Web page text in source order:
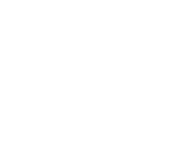
UN GISEMENT
À PORTÉE
d'acheteurs ignorent, c'est que
sont vendus bien moins
en Belgique, aux Pays-Bas
plus compétitifs : offre plus large,
sur les véhicules neufs, culture de